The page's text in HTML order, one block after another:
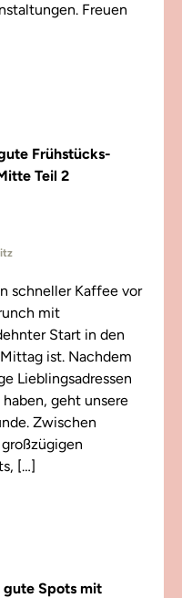
Freuen
Frühstücks-
Teil 2
schneller Kaffee vor
mit
Start in den
ist. Nachdem
Lieblingsadressen
geht unsere
Zwischen
[…]
gute Spots mit